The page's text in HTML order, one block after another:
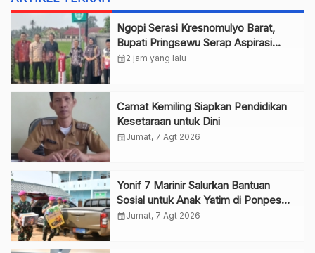
Ngopi Serasi Kresnomulyo Barat,
Bupati Pringsewu Serap Aspirasi
Warga
calendar_month2 jam yang lalu
Camat Kemiling Siapkan Pendidikan
Kesetaraan untuk Dini
calendar_monthJumat, 7 Agt 2026
Yonif 7 Marinir Salurkan Bantuan
Sosial untuk Anak Yatim di Ponpes
Nurul Huda
calendar_monthJumat, 7 Agt 2026